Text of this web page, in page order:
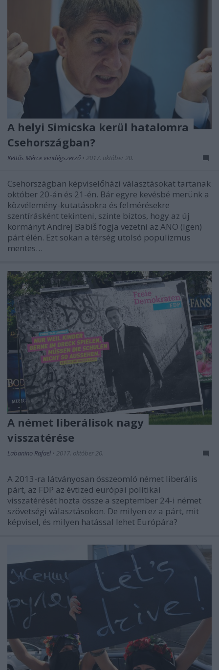
A helyi Simicska kerül hatalomra
Csehországban?
Kettős Mérce vendégszerző • 2017. október 20.
Csehországban képviselőházi választásokat tartanak
október 20-án és 21-én. Bár egyre kevésbé merünk a
közvélemény-kutatásokra és felmérésekre
szentírásként tekinteni, szinte biztos, hogy az új
kormányt Andrej Babiš fogja vezetni az ANO (Igen)
párt élén. Ezt sokan a térség utolsó populizmus
mentes…
A német liberálisok nagy
visszatérése
Labanino Rafael • 2017. október 20.
A 2013-ra látványosan összeomló német liberális
párt, az FDP az évtized európai politikai
visszatérését hozta össze a szeptember 24-i német
szövetségi választásokon. De milyen ez a párt, mit
képvisel, és milyen hatással lehet Európára?